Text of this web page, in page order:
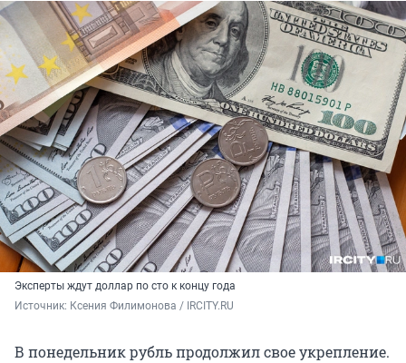
Эксперты ждут доллар по сто к концу года
Источник: Ксения Филимонова / IRCITY.RU
В понедельник рубль продолжил свое укрепление.